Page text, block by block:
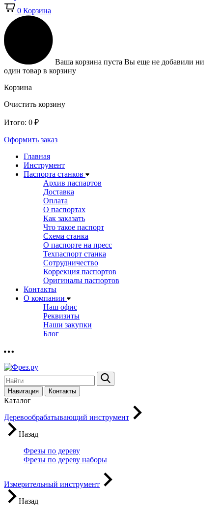
0 Корзина
Ваша корзина пуста Вы еще не добавили ни
один товар в корзину
Корзина
Очистить корзину
Итого: 0 ₽
Оформить заказ
Главная
Инструмент
Паспорта станков
Архив паспартов
Доставка
Оплата
О паспортах
Как заказать
Что такое паспорт
Схема станка
О паспорте на пресс
Техпаспорт станка
Сотрудничество
Коррекция паспортов
Оригиналы паспортов
Контакты
О компании
Наш офис
Реквизиты
Наши закупки
Блог
Навигация Контакты
Каталог
Деревообрабатывающий инструмент
Назад
Фрезы по дереву
Фрезы по дереву наборы
Измерительный инструмент
Назад